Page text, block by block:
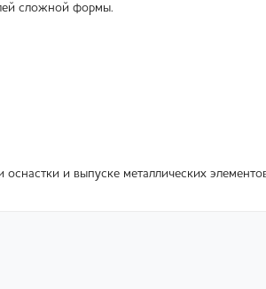
сложной формы.
и выпуске металлических